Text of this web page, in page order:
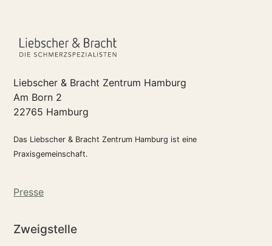
Liebscher & Bracht Zentrum Hamburg
Am Born 2
22765 Hamburg
Das Liebscher & Bracht Zentrum Hamburg ist eine
Praxisgemeinschaft.
Presse
Zweigstelle